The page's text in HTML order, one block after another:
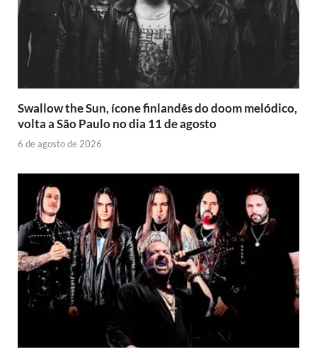
Swallow the Sun, ícone finlandês do doom melódico,
volta a São Paulo no dia 11 de agosto
6 de agosto de 2026